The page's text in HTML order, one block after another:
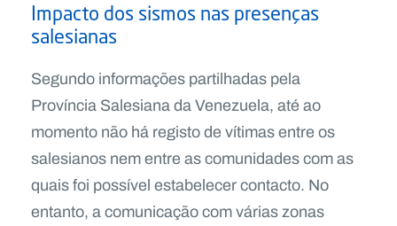
Impacto dos sismos nas presenças
salesianas
Segundo informações partilhadas pela
Província Salesiana da Venezuela, até ao
momento não há registo de vítimas entre os
salesianos nem entre as comunidades com as
quais foi possível estabelecer contacto. No
entanto, a comunicação com várias zonas